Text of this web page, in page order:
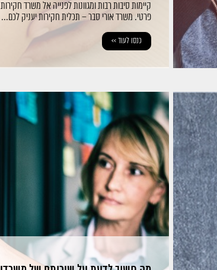
קיימות סיבות רבות ומגוונות לפנייה אל משרד חקירות
פרטי. משרד אורי סבר – תכלית חקירות יעניק לכם...
כנסו לעוד >>